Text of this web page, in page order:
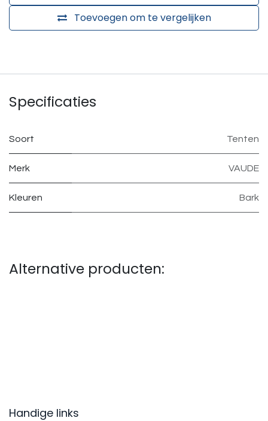
Toevoegen om te vergelijken
Specificaties
Soort Tenten
Merk VAUDE
Kleuren Bark
Alternative producten:
Handige links